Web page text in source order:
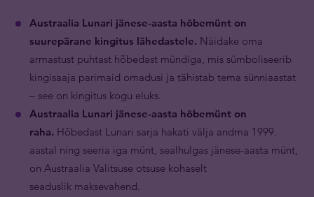
Austraalia Lunari jänese-aasta hõbemünt on
suurepärane kingitus lähedastele. Näidake oma
armastust puhtast hõbedast mündiga, mis sümboliseerib
kingisaaja parimaid omadusi ja tähistab tema sünniaastat
– see on kingitus kogu eluks.
Austraalia Lunari jänese-aasta hõbemünt on
raha. Hõbedast Lunari sarja hakati välja andma 1999.
aastal ning seeria iga münt, sealhulgas jänese-aasta münt,
on Austraalia Valitsuse otsuse kohaselt
seaduslik maksevahend.